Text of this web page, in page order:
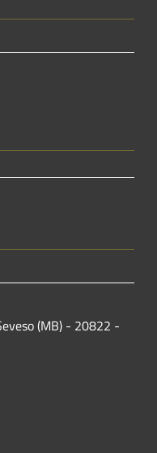
(MB) - 20822 -